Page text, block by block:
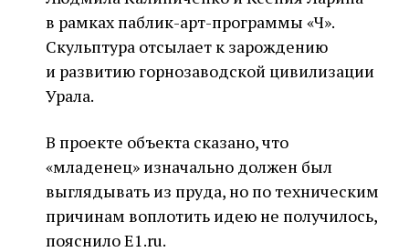
в рамках паблик-арт-программы «Чӧ».
Скульптура отсылает к зарождению
и развитию горнозаводской цивилизации
Урала.
В проекте объекта сказано, что
«младенец» изначально должен был
выглядывать из пруда, но по техническим
причинам воплотить идею не получилось,
пояснило E1.ru.